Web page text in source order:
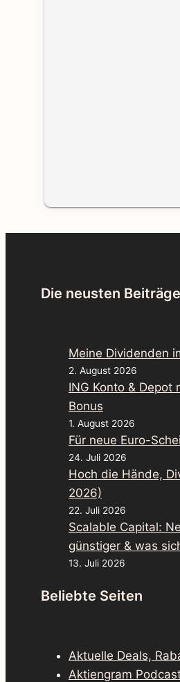
Die neusten
Meine Dividenden
2. August 2026
ING Konto &
Bonus
1. August 2026
Für neue Euro-
24. Juli 2026
Hoch die Hände,
2026)
22. Juli 2026
Scalable Capital:
günstiger & was
13. Juli 2026
Beliebte Seiten
Aktuelle Deals,
Aktiengram